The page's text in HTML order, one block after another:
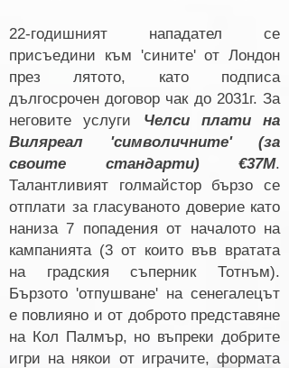
22-годишният нападател се
присъедини към 'сините' от Лондон
през лятото, като подписа
дългосрочен договор чак до 2031г. За
неговите услуги Челси плати на
Виляреал 'символичните' (за
своите стандарти) €37М.
Талантливият голмайстор бързо се
отплати за гласуваното доверие като
наниза 7 попадения от началото на
кампанията (3 от които във вратата
на градския съперник Тотнъм).
Бързото 'отпушване' на сенегалецът
е повлияно и от доброто представяне
на Кол Палмър, но въпреки добрите
игри на някои от играчите, формата